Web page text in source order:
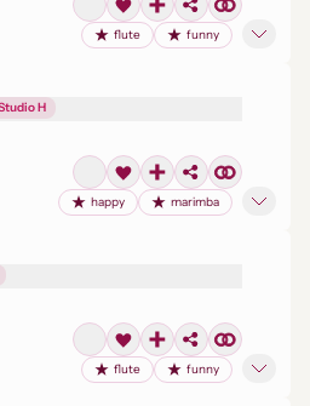
flute funny
H
happy marimba
flute funny